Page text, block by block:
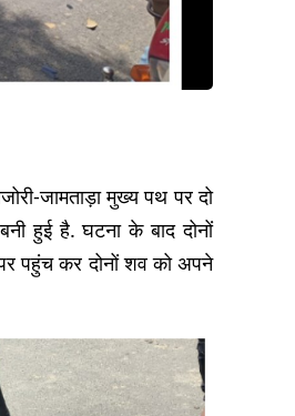
जामताड़ा मुख्य पथ पर दो
हुई है. घटना के बाद दोनों
पहुंच कर दोनों शव को अपने